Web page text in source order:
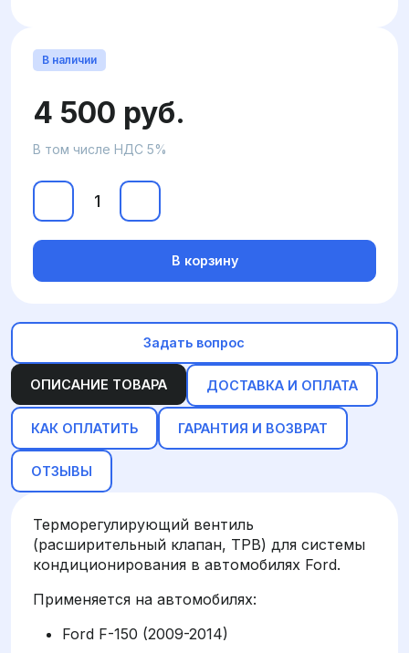
ОПИСАНИЕ ТОВАРА ДОСТАВКА И ОПЛАТА
КАК ОПЛАТИТЬ ГАРАНТИЯ И ВОЗВРАТ
ОТЗЫВЫ
Терморегулирующий вентиль
(расширительный клапан, ТРВ) для системы
кондиционирования в автомобилях Ford.
Применяется на автомобилях:
Ford F-150 (2009-2014)
В наличии
4 500 руб.
В том числе НДС 5%
В корзину
Задать вопрос